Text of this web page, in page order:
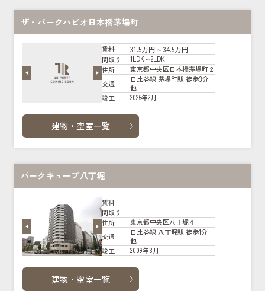
ザ・パークハビオ日本橋茅場町
賃料 31.5万円～34.5万円
間取り
1LDK～2LDK
住所
東京都中央区日本橋茅場町２
交通
日比谷線 茅場町駅 徒歩3分
他
竣工
2026年2月
建物・空室一覧
パークキューブ八丁堀
賃料
間取り
住所
東京都中央区八丁堀４
交通
日比谷線 八丁堀駅 徒歩1分
他
竣工
2009年3月
建物・空室一覧